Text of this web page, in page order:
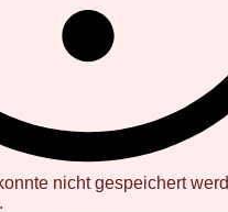
nicht gespeichert